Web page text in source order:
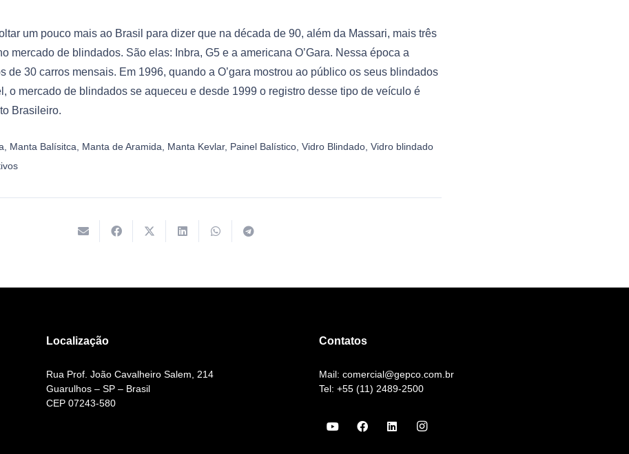
um pouco mais ao Brasil para dizer que na década de 90, além da Massari, mais três
mercado de blindados. São elas: Inbra, G5 e a americana O’Gara. Nessa época a
de 30 carros mensais. Em 1996, quando a O’gara mostrou ao público os seus blindados
o mercado de blindados se aqueceu e desde 1999 o registro desse tipo de veículo é
Brasileiro.
Manta Balísitca Manta de Aramida Manta Kevlar, Painel Balístico, Vidro Blindado, Vidro blindado
Localização
Rua Prof. João Cavalheiro Salem, 214
Guarulhos – SP – Brasil
CEP 07243-580
Contatos
Mail: comercial@gepco.com.br
Tel: +55 (11) 2489-2500